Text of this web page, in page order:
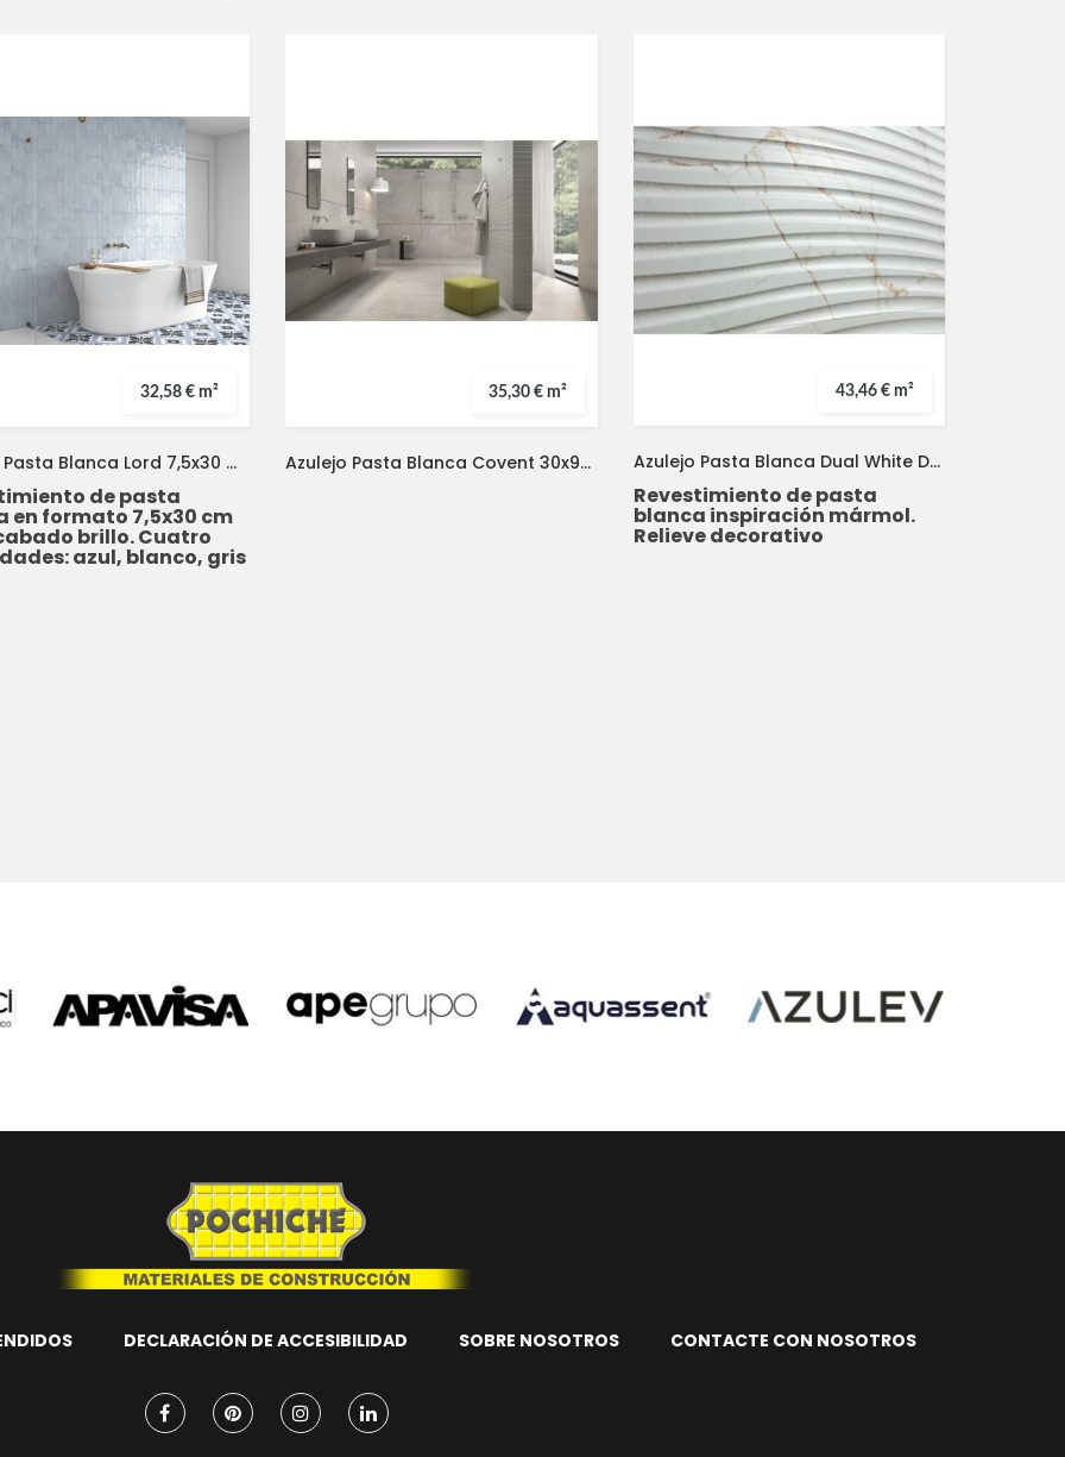
32,58 € m²
Azulejo Pasta Blanca Lord 7,5x30 MAYOLICA
de pasta
en formato 7,5x30 cm
brillo. Cuatro
azul, blanco, gris
35,30 € m²
Azulejo Pasta Blanca Covent 30x90 METROPOL
43,46 € m²
Azulejo Pasta Blanca Dual White Deco 33,3x100 MUSEUM
Revestimiento de pasta
blanca inspiración mármol.
Relieve decorativo
DECLARACIÓN DE ACCESIBILIDAD SOBRE NOSOTROS CONTACTE CON NOSOTROS